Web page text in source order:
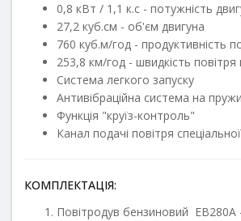
0,8 кВт / 1,1 к.с - потужність
27,2 куб.см - об'єм двигуна
760 куб.м/год - продуктивність
253,8 км/год - швидкість повітря
Система легкого запуску
Антивібраційна система на
Функція "круїз-контроль"
Канал подачі повітря
КОМПЛЕКТАЦІЯ:
Повітродув бензиновий EB280A